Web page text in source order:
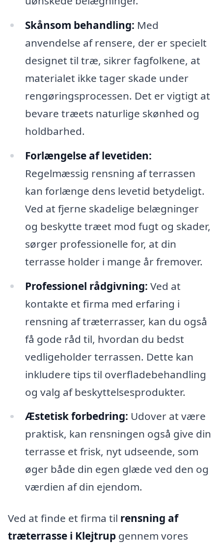
Skånsom behandling: Med
anvendelse af rensere, der er specielt
designet til træ, sikrer fagfolkene, at
materialet ikke tager skade under
rengøringsprocessen. Det er vigtigt at
bevare træets naturlige skønhed og
holdbarhed.
Forlængelse af levetiden:
Regelmæssig rensning af terrassen
kan forlænge dens levetid betydeligt.
Ved at fjerne skadelige belægninger
og beskytte træet mod fugt og skader,
sørger professionelle for, at din
terrasse holder i mange år fremover.
Professionel rådgivning: Ved at
kontakte et firma med erfaring i
rensning af træterrasser, kan du også
få gode råd til, hvordan du bedst
vedligeholder terrassen. Dette kan
inkludere tips til overfladebehandling
og valg af beskyttelsesprodukter.
Æstetisk forbedring: Udover at være
praktisk, kan rensningen også give din
terrasse et frisk, nyt udseende, som
øger både din egen glæde ved den og
værdien af din ejendom.
Ved at finde et firma til rensning af
træterrasse i Klejtrup gennem vores